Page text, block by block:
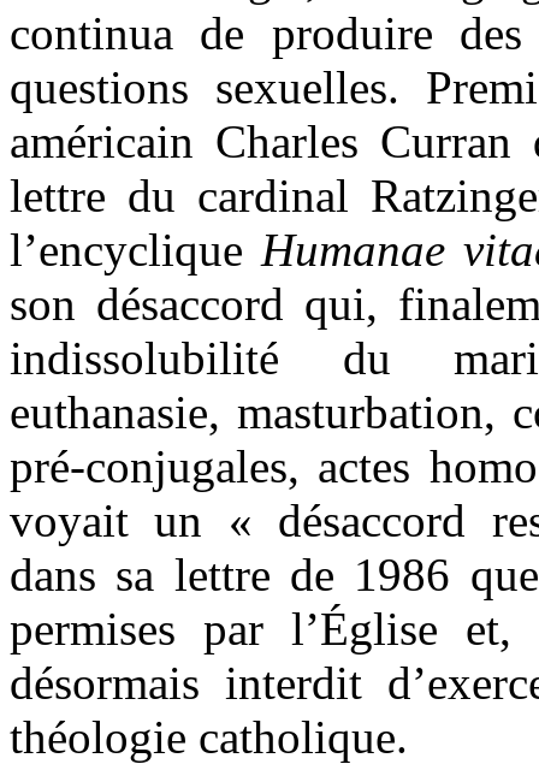
continua de produire
questions sexuelles.
américain Charles
lettre du cardinal
l’encyclique Humanae
son désaccord qui,
indissolubilité du
euthanasie, masturbation,
pré-conjugales, actes
voyait un « désaccord
dans sa lettre de 1986
permises par l’Église
désormais interdit
théologie catholique.